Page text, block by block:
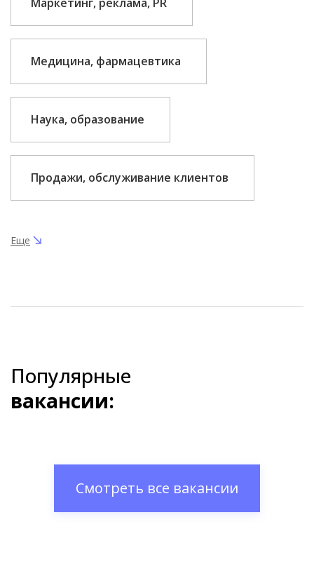
Медицина, фармацевтика
Наука, образование
Продажи, обслуживание клиентов
Еще
Популярные
вакансии:
Смотреть все вакансии